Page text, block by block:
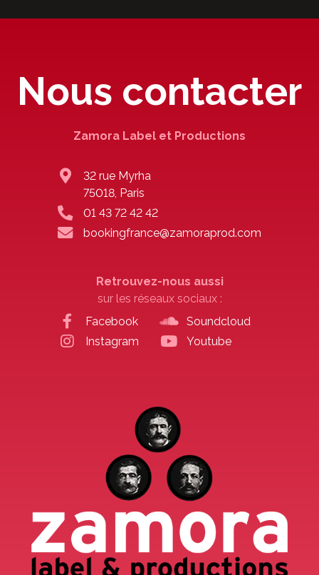
Nous contacter
Zamora Label et Productions
32 rue Myrha
75018, Paris
01 43 72 42 42
bookingfrance@zamoraprod.com
Retrouvez-nous aussi
sur les réseaux sociaux :
Facebook
Instagram
Soundcloud
Youtube